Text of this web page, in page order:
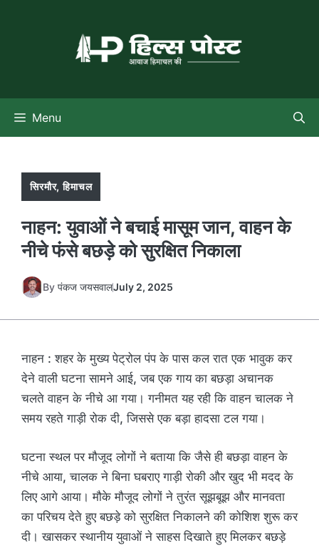
Menu
सिरमौर,हिमाचल
नाहन: युवाओं ने बचाई मासूम जान, वाहन के
नीचे फंसे बछड़े को सुरक्षित निकाला
By पंकज जयसवालJuly 2, 2025
नाहन : शहर के मुख्य पेट्रोल पंप के पास कल रात एक भावुक कर
देने वाली घटना सामने आई, जब एक गाय का बछड़ा अचानक
चलते वाहन के नीचे आ गया। गनीमत यह रही कि वाहन चालक ने
समय रहते गाड़ी रोक दी, जिससे एक बड़ा हादसा टल गया।
घटना स्थल पर मौजूद लोगों ने बताया कि जैसे ही बछड़ा वाहन के
नीचे आया, चालक ने बिना घबराए गाड़ी रोकी और खुद भी मदद के
लिए आगे आया। मौके मौजूद लोगों ने तुरंत सूझबूझ और मानवता
का परिचय देते हुए बछड़े को सुरक्षित निकालने की कोशिश शुरू कर
दी। खासकर स्थानीय युवाओं ने साहस दिखाते हुए मिलकर बछड़े